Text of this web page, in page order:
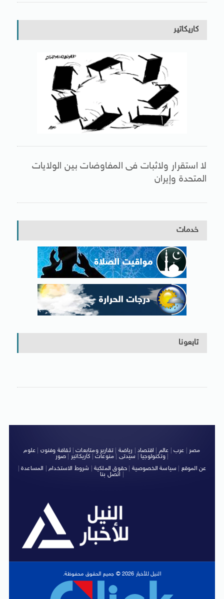
كاريكاتير
لا استقرار ولاثبات فى المفاوضات بين الولايات
المتحدة وإيران
خدمات
تابعونا
مصر عرب عالم اقتصاد رياضة |تقارير ومتابعات|ثقافة وفنون
علوم
وتكنولوجيا| سيدتى منوعات كاريكاتير صور
|
عن الموقع
سياسة الخصوصية حقوق الملكية شروط الاستخدام| المساعدة|
اتصل بنا
النيل للأخبار 2026 © جميع الحقوق محفوظة.